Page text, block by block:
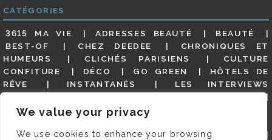
We value your privacy
We use cookies to enhance your browsing
CATÉGORIES
3615 MA VIE ADRESSES BEAUTÉ
BEAUTÉ
BEST-OF
CHEZ DEEDEE
CHRONIQUES ET
HUMEURS
CLICHÉS PARISIENS
CULTURE
CONFITURE
DÉCO GO GREEN
HÔTELS DE
RÊVE
INSTANTANÉS
LES INTERVIEWS
MES ADRESSES
MODE NON CLASSÉ
GUIDE
PARIS EN PHOTOS RESTAURANTS